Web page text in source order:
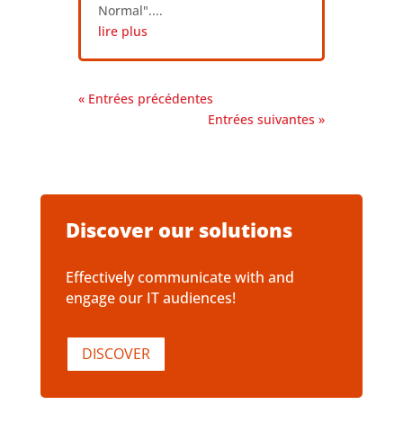
Normal"....
lire plus
« Entrées précédentes
Entrées suivantes »
Discover our solutions
Effectively communicate with and
engage our IT audiences!
DISCOVER